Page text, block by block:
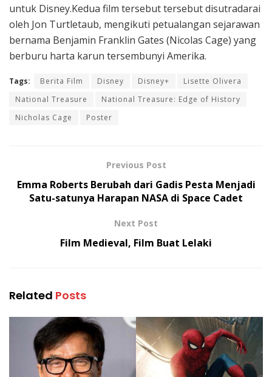
untuk Disney.Kedua film tersebut tersebut disutradarai
oleh Jon Turtletaub, mengikuti petualangan sejarawan
bernama Benjamin Franklin Gates (Nicolas Cage) yang
berburu harta karun tersembunyi Amerika.
Tags: Berita Film Disney Disney+
Lisette Olivera
National Treasure
National Treasure: Edge of History
Nicholas Cage
Poster
Previous Post
Emma Roberts Berubah dari Gadis Pesta Menjadi
Satu-satunya Harapan NASA di Space Cadet
Next Post
Film Medieval, Film Buat Lelaki
Related Posts